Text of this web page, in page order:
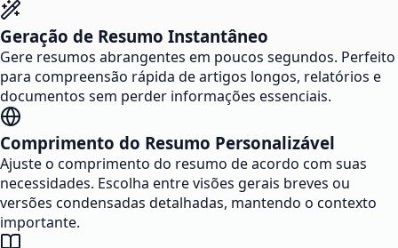
Geração de Resumo Instantâneo
Gere resumos abrangentes em poucos segundos. Perfeito
para compreensão rápida de artigos longos, relatórios e
documentos sem perder informações essenciais.
Comprimento do Resumo Personalizável
Ajuste o comprimento do resumo de acordo com suas
necessidades. Escolha entre visões gerais breves ou
versões condensadas detalhadas, mantendo o contexto
importante.